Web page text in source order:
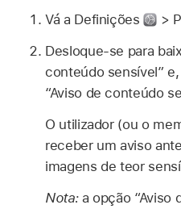
Vá a Definições
>
Desloque-se para
conteúdo sensível”
“Aviso de conteúdo
O utilizador (ou o
receber um aviso
imagens de teor
Nota: a opção “Aviso